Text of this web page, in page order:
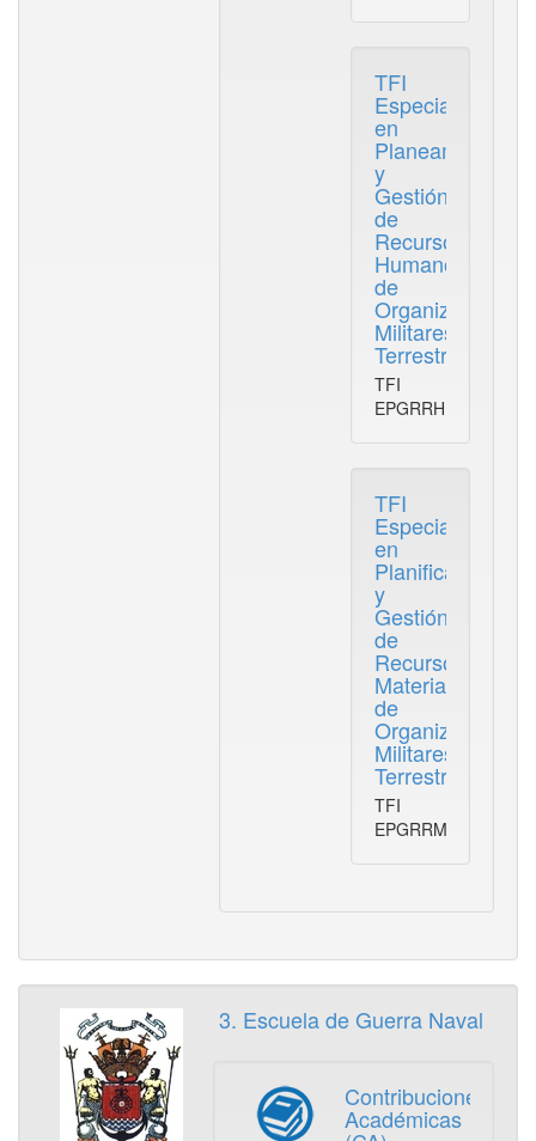
TFI
Especialización
en
Planeamiento
y
Gestión
de
Recursos
Humanos
de
Organizaciones
Militares
Terrestres
TFI
EPGRRHHOMT
TFI
Especialización
en
Planificación
y
Gestión
de
Recursos
Materiales
de
Organizaciones
Militares
Terrestres
TFI
EPGRRMMOMT
3. Escuela de Guerra Naval
Contribuciones
Académicas